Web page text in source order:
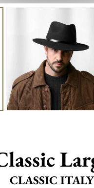
CLASSIC ITALY